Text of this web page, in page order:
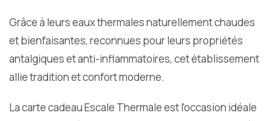
Grâce à leurs eaux thermales naturellement chaudes
et bienfaisantes, reconnues pour leurs propriétés
antalgiques et anti-inflammatoires, cet établissement
allie tradition et confort moderne.
La carte cadeau Escale Thermale est l’occasion idéale